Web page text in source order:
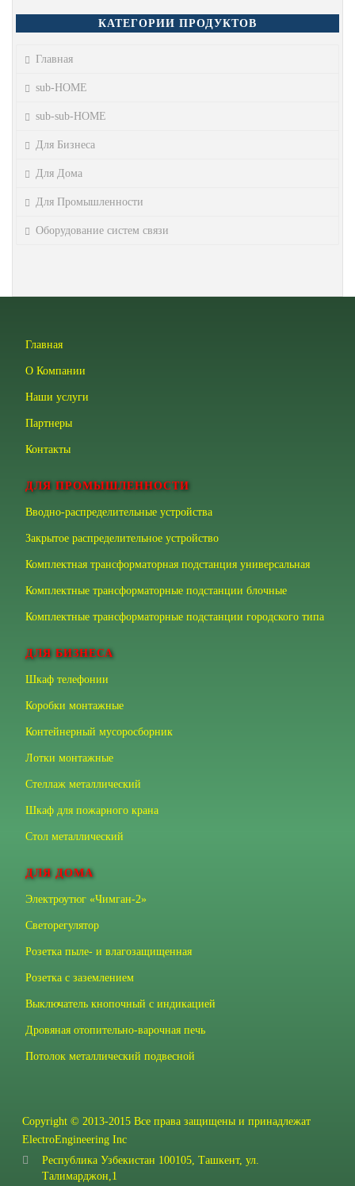
КАТЕГОРИИ ПРОДУКТОВ
Главная
sub-HOME
sub-sub-HOME
Для Бизнеса
Для Дома
Для Промышленности
Оборудование систем связи
Главная
О Компании
Наши услуги
Партнеры
Контакты
ДЛЯ ПРОМЫШЛЕННОСТИ
Вводно-распределительные устройства
Закрытое распределительное устройство
Комплектная трансформаторная подстанция универсальная
Комплектные трансформаторные подстанции блочные
Комплектные трансформаторные подстанции городского типа
ДЛЯ БИЗНЕСА
Шкаф телефонии
Коробки монтажные
Контейнерный мусоросборник
Лотки монтажные
Стеллаж металлический
Шкаф для пожарного крана
Стол металлический
ДЛЯ ДОМА
Электроутюг «Чимган-2»
Светорегулятор
Розетка пыле- и влагозащищенная
Розетка с заземлением
Выключатель кнопочный с индикацией
Дровяная отопительно-варочная печь
Потолок металлический подвесной
Copyright © 2013-2015 Все права защищены и принадлежат
ElectroEngineering Inc
Республика Узбекистан 100105, Ташкент, ул.
Талимарджон,1